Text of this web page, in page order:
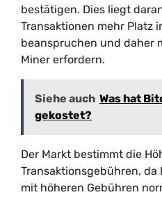
bestätigen. Dies liegt
Transaktionen mehr Platz
beanspruchen und daher
Miner erfordern.
Siehe auch Was hat
gekostet?
Der Markt bestimmt die
Transaktionsgebühren, da
mit höheren Gebühren